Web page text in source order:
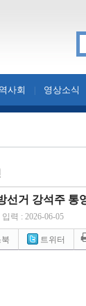
사회 영상소식
선거 강석주 통
입력 : 2026-06-05
트위터